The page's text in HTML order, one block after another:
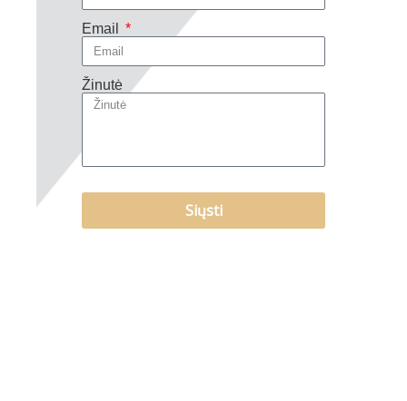
Email
Žinutė
Siųsti